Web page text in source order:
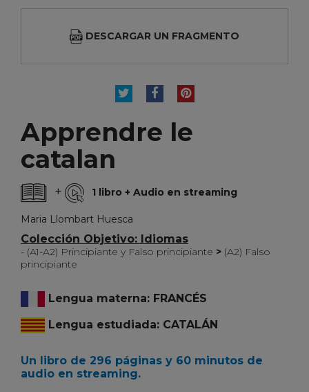
DESCARGAR UN FRAGMENTO
TUITEARCOMPARTIR
PINTEREST
Apprendre le
catalan
+ 1 libro + Audio en streaming
Maria Llombart Huesca
Colección Objetivo: Idiomas
- (A1-A2) Principiante y Falso principiante > (A2) Falso
principiante
Lengua materna: FRANCÉS
Lengua estudiada: CATALÁN
Un libro de 296 páginas y 60 minutos de
audio en streaming.